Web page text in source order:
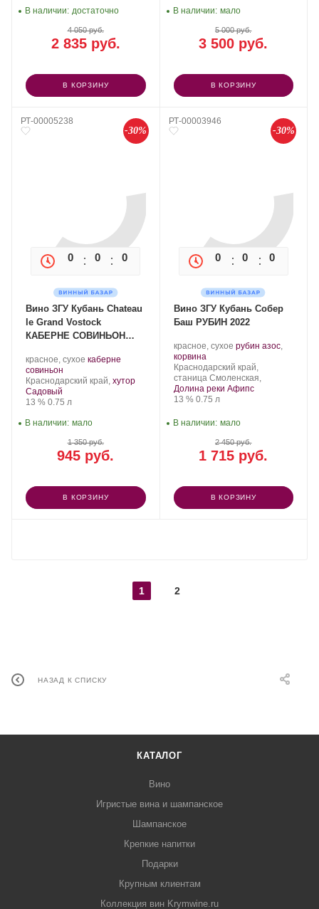
2 835 руб.
4 050 руб.
В наличии: достаточно
В КОРЗИНУ
3 500 руб.
5 000 руб.
В наличии: мало
В КОРЗИНУ
РТ-00005238
-30%
0 0 0
Вино ЗГУ Кубань Chateau
le Grand Vostock
КАБЕРНЕ СОВИНЬОН
Производитель:
Chateau
le
Grand
Vostock.
красное, сухое .
винограда:
каберне
совиньон
Регион:
Краснодарский край, хутор
Садовый
Крепость
13 %. Объем
0.75 л
945 руб.
1 350 руб.
В наличии: мало
В КОРЗИНУ
РТ-00003946
-30%
0 0 0
Вино ЗГУ Кубань Собер
Баш РУБИН 2022
Производитель:
Собер
Баш.
красное, сухое .
винограда:
рубин азос,
корвина.
Регион:
Краснодарский край,
станица Смоленская,
Долина реки Афипс
Крепость
13 %. Объем
0.75 л
1 715 руб.
2 450 руб.
В наличии: мало
В КОРЗИНУ
1 2
НАЗАД К СПИСКУ
КАТАЛОГ
Вино
Игристые вина и шампанское
Шампанское
Крепкие напитки
Подарки
Крупным клиентам
Коллекция вин Krymwine.ru